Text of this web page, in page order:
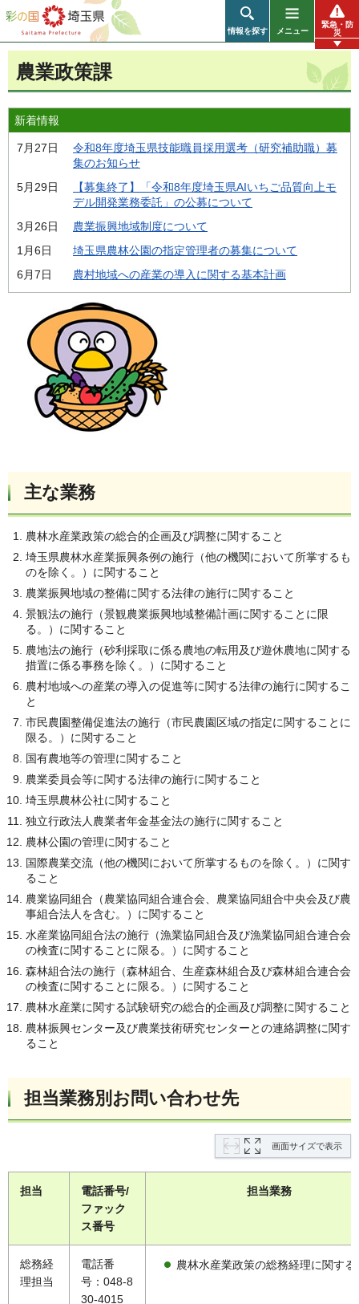
彩の国 埼玉県
情報を探す メニュー
緊急・防
災
農業政策課
新着情報
7月27日
令和8年度埼玉県技能職員採用選考（研究補助職）募
集のお知らせ
5月29日
【募集終了】「令和8年度埼玉県AIいちご品質向上モ
デル開発業務委託」の公募について
3月26日
農業振興地域制度について
1月6日
埼玉県農林公園の指定管理者の募集について
6月7日
農村地域への産業の導入に関する基本計画
主な業務
農林水産業政策の総合的企画及び調整に関すること
埼玉県農林水産業振興条例の施行（他の機関において所掌するも
のを除く。）に関すること
農業振興地域の整備に関する法律の施行に関すること
景観法の施行（景観農業振興地域整備計画に関することに限
る。）に関すること
農地法の施行（砂利採取に係る農地の転用及び遊休農地に関する
措置に係る事務を除く。）に関すること
農村地域への産業の導入の促進等に関する法律の施行に関するこ
と
市民農園整備促進法の施行（市民農園区域の指定に関することに
限る。）に関すること
国有農地等の管理に関すること
農業委員会等に関する法律の施行に関すること
埼玉県農林公社に関すること
独立行政法人農業者年金基金法の施行に関すること
農林公園の管理に関すること
国際農業交流（他の機関において所掌するものを除く。）に関す
ること
農業協同組合（農業協同組合連合会、農業協同組合中央会及び農
事組合法人を含む。）に関すること
水産業協同組合法の施行（漁業協同組合及び漁業協同組合連合会
の検査に関することに限る。）に関すること
森林組合法の施行（森林組合、生産森林組合及び森林組合連合会
の検査に関することに限る。）に関すること
農林水産業に関する試験研究の総合的企画及び調整に関すること
農林振興センター及び農業技術研究センターとの連絡調整に関す
ること
担当業務別お問い合わせ先
画面サイズで表示
担当
電話番号/
ファック
ス番号
担当業務
総務経
理担当
電話番
号：048-8
30-4015
農林水産業政策の総務経理に関する